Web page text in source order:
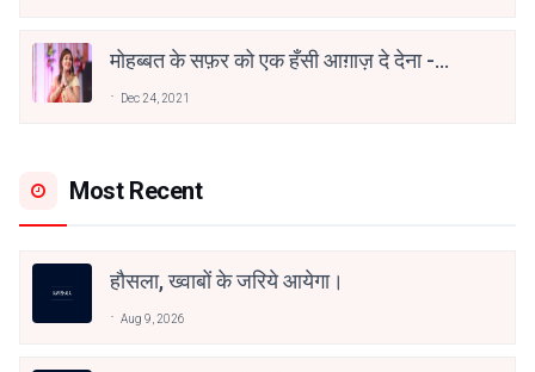
मोहब्बत के सफ़र को एक हँसी आग़ाज़ दे देना -
Dec 24, 2021
Most Recent
हौसला, ख्वाबों के जरिये आयेगा।
Aug 9, 2026